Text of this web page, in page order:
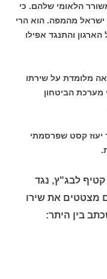
הלאומי שלהם. כי
מהמפה. הוא הרי
והתנגד אפילו
מלומדת על שירתו
מערכת הביטחון
יעוז קסט שפרסמתי
מגוש קטיף לבג"ץ, נגד
מצטטים את שירו
בין היתר: